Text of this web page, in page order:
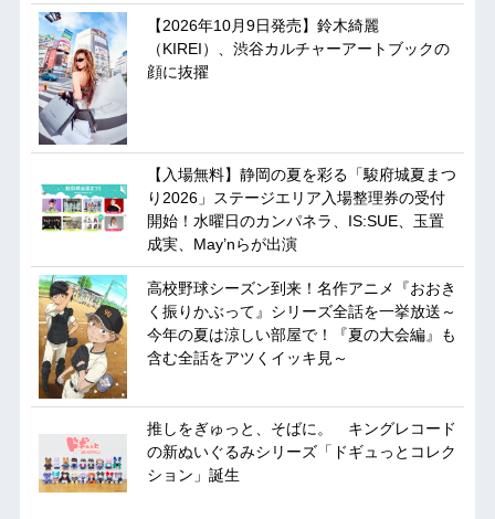
【2026年10月9日発売】鈴木綺麗
（KIREI）、渋谷カルチャーアートブックの
顔に抜擢
【入場無料】静岡の夏を彩る「駿府城夏まつ
り2026」ステージエリア入場整理券の受付
開始！水曜日のカンパネラ、IS:SUE、玉置
成実、May’nらが出演
高校野球シーズン到来！名作アニメ『おおき
く振りかぶって』シリーズ全話を一挙放送～
今年の夏は涼しい部屋で！『夏の大会編』も
含む全話をアツくイッキ見～
推しをぎゅっと、そばに。 キングレコード
の新ぬいぐるみシリーズ「ドギュっとコレク
ション」誕生